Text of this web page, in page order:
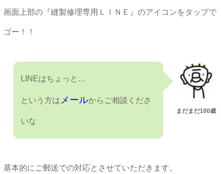
画面上部の『縫製修理専用ＬＩＮＥ』のアイコンをタップで
ゴー！！
まだまだ100歳
LINEはちょっと…
という方は メールからご相談くださ
いな
基本的にご郵送での対応とさせていただきます。